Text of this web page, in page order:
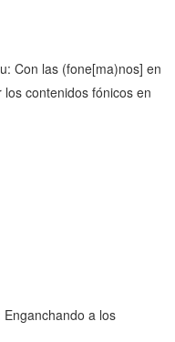
Con las (fone[ma)nos] en
contenidos fónicos en
Enganchando a los